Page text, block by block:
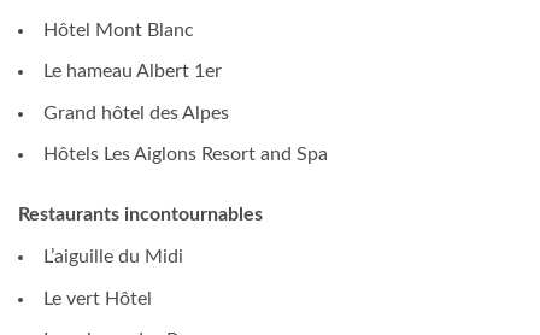
Hôtel Mont Blanc
Le hameau Albert 1er
Grand hôtel des Alpes
Hôtels Les Aiglons Resort and Spa
Restaurants incontournables
L’aiguille du Midi
Le vert Hôtel